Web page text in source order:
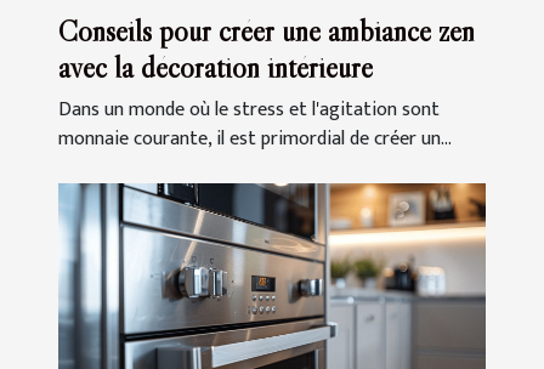
Conseils pour créer une ambiance zen
avec la décoration intérieure
Dans un monde où le stress et l'agitation sont
monnaie courante, il est primordial de créer un...